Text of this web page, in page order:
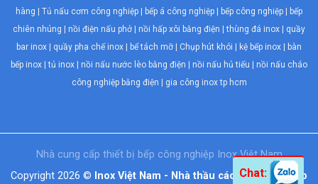
hàng
Tủ nấu cơm công nghiệp bếp á công nghiệp bếp công nghiệp | bếp
chiên nhúng | nồi điện nấu phở nồi hấp xôi bằng điện |thùng đá inox
quầy
bar inox
quầy pha chế inox bể tách mỡ Chụp hút khói | kệ bếp inox | bàn
bếp inox |tủ inox nồi nấu nước lèo bằng điện nồi nấu hủ tiếu
nồi nấu cháo
công nghiệp bằng điện | gia công inox tp hcm
Nhà cung cấp thiết bị bếp công nghiệp Inox Việt Nam
Copyright 2026 © Inox Việt Nam - Nhà thầu các hạng mục bếp
Chat: